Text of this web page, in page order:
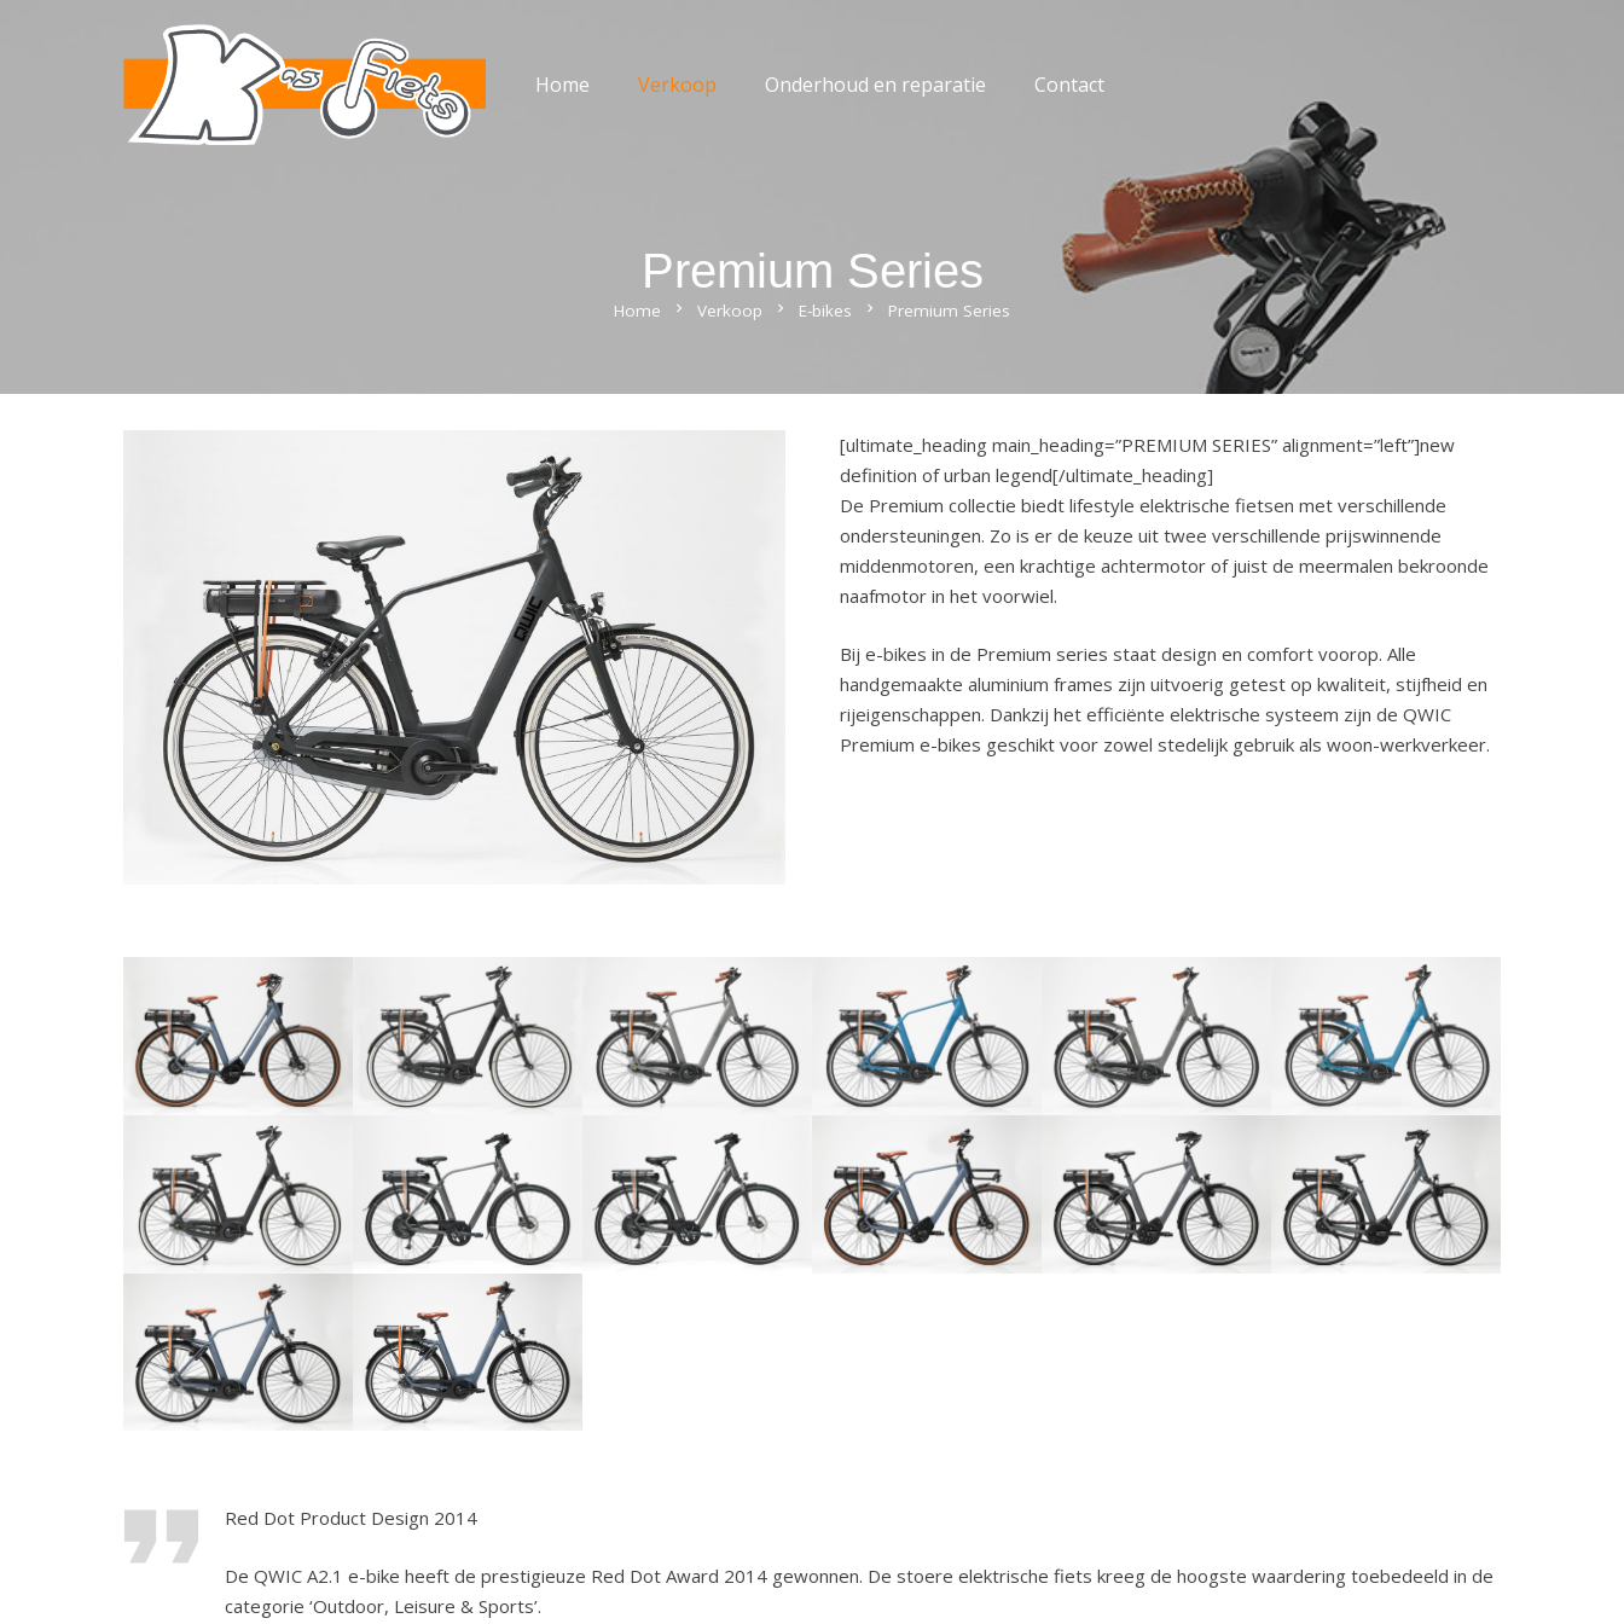
Home Verkoop Onderhoud en reparatie Contact
Premium Series
Home chevron_right Verkoop chevron_right E-bikes chevron_right Premium Series
[ultimate_heading main_heading=”PREMIUM SERIES” alignment=”left”]new
definition of urban legend[/ultimate_heading]
De Premium collectie biedt lifestyle elektrische fietsen met verschillende
ondersteuningen. Zo is er de keuze uit twee verschillende prijswinnende
middenmotoren, een krachtige achtermotor of juist de meermalen bekroonde
naafmotor in het voorwiel.
Bij e-bikes in de Premium series staat design en comfort voorop. Alle
handgemaakte aluminium frames zijn uitvoerig getest op kwaliteit, stijfheid en
rijeigenschappen. Dankzij het efficiënte elektrische systeem zijn de QWIC
Premium e-bikes geschikt voor zowel stedelijk gebruik als woon-werkverkeer.
format_quote Red Dot Product Design 2014
De QWIC A2.1 e-bike heeft de prestigieuze Red Dot Award 2014 gewonnen. De stoere elektrische fiets kreeg de hoogste waardering toebedeeld in de
categorie ‘Outdoor, Leisure & Sports’.
format_quote